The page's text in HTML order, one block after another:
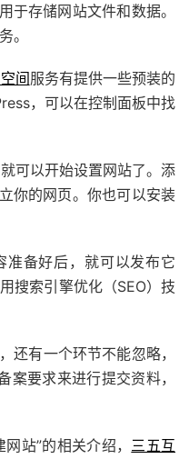
用于存储网站文件和数据。
。
间服务有提供一些预装的
，可以在控制面板中找
可以开始设置网站了。添
你的网页。你也可以安装
准备好后，就可以发布它
搜索引擎优化（SEO）技
还有一个环节不能忽略，
案要求来进行提交资料，
站”的相关介绍， 三五互